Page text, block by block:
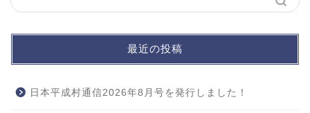
最近の投稿
日本平成村通信2026年8月号を発行しました！